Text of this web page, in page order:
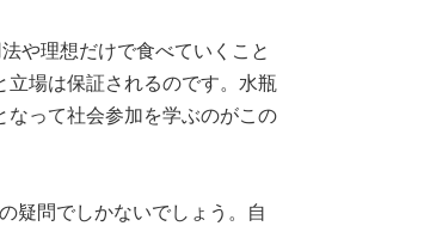
や理想だけで食べていくこと
場は保証されるのです。水瓶
なって社会参加を学ぶのがこの
疑問でしかないでしょう。自